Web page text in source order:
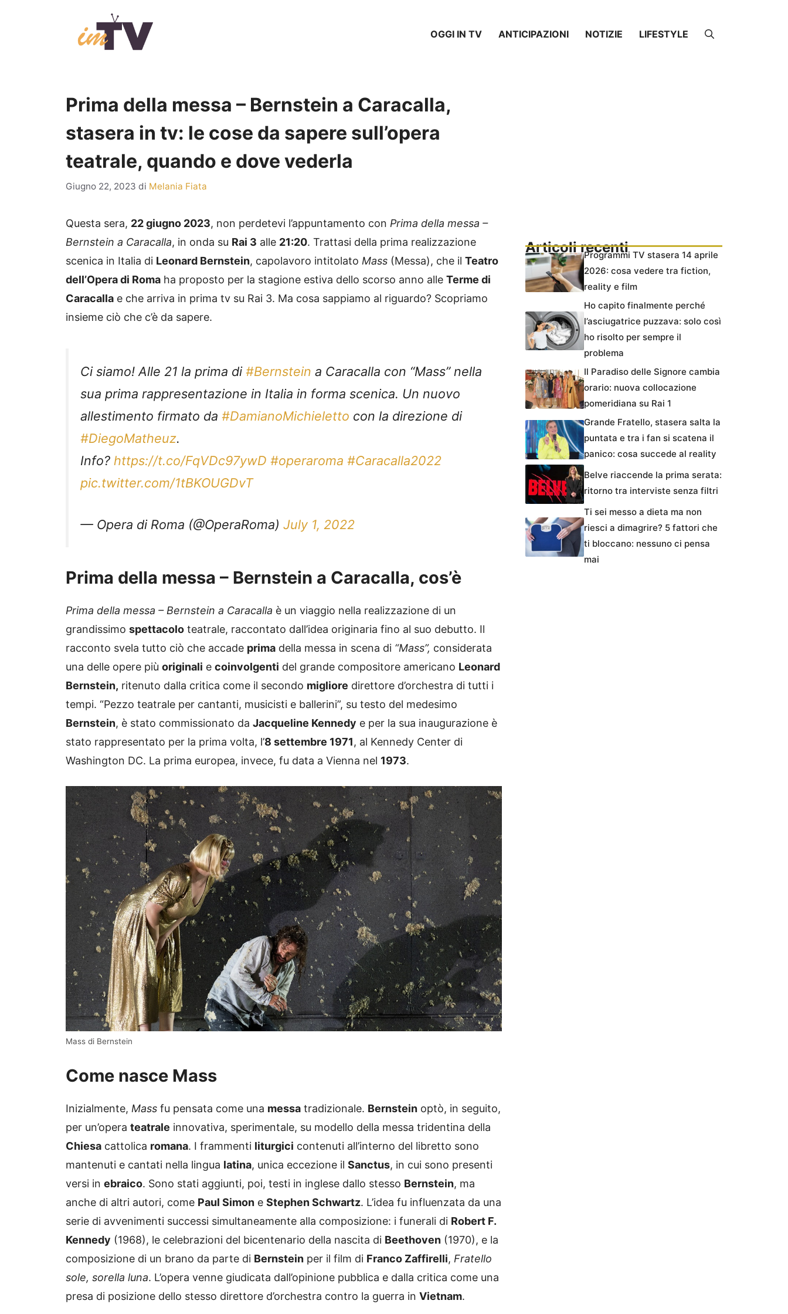
OGGI IN TV ANTICIPAZIONI NOTIZIE LIFESTYLE
Prima della messa – Bernstein a Caracalla,
stasera in tv: le cose da sapere sull’opera
teatrale, quando e dove vederla
Giugno 22, 2023 di Melania Fiata
Questa sera, 22 giugno 2023, non perdetevi l’appuntamento con Prima della messa –
Bernstein a Caracalla, in onda su Rai 3 alle 21:20. Trattasi della prima realizzazione
scenica in Italia di Leonard Bernstein, capolavoro intitolato Mass (Messa), che il Teatro
dell’Opera di Roma ha proposto per la stagione estiva dello scorso anno alle Terme di
Caracalla e che arriva in prima tv su Rai 3. Ma cosa sappiamo al riguardo? Scopriamo
insieme ciò che c’è da sapere.
Ci siamo! Alle 21 la prima di #Bernstein a Caracalla con “Mass” nella
sua prima rappresentazione in Italia in forma scenica. Un nuovo
allestimento firmato da #DamianoMichieletto con la direzione di
#DiegoMatheuz
Info? https://t.co/FqVDc97ywD #operaroma #Caracalla2022
pic.twitter.com/1tBKOUGDvT
— Opera di Roma (@OperaRoma) July 1, 2022
Prima della messa – Bernstein a Caracalla, cos’è
Prima della messa – Bernstein a Caracalla
è un viaggio nella realizzazione di un
grandissimo
spettacolo
teatrale, raccontato dall’idea originaria fino al suo debutto. Il
racconto svela tutto ciò che accade
prima della messa in scena di “Mass”, considerata
una delle opere più
originali coinvolgenti del grande compositore americano Leonard
Bernstein,
ritenuto dalla critica come il secondo migliore
direttore d’orchestra di tutti i
tempi. “Pezzo teatrale per cantanti, musicisti e ballerini”, su testo del medesimo
Bernstein
, è stato commissionato da Jacqueline Kennedy
e per la sua inaugurazione è
stato rappresentato per la prima volta, l’8 settembre 1971 , al Kennedy Center di
Washington DC. La prima europea, invece, fu data a Vienna nel 1973
Come nasce Mass
Inizialmente, Mass fu pensata come una tradizionale. Bernstein
optò, in seguito,
per un’opera teatrale
innovativa, sperimentale, su modello della messa tridentina della
Chiesa
cattolica . I frammenti liturgici contenuti all’interno del libretto sono
mantenuti e cantati nella lingua latina , unica eccezione il Sanctus
, in cui sono presenti
versi in
ebraico . Sono stati aggiunti, poi, testi in inglese dallo stesso Bernstein
anche di altri autori, come Paul Simon Stephen Schwartz
. L’idea fu influenzata da una
serie di avvenimenti successi simultaneamente alla composizione: i funerali di Robert F.
Kennedy
(1968), le celebrazioni del bicentenario della nascita di Beethoven
(1970), e la
composizione di un brano da parte di Bernstein per il film di Franco Zaffirelli
Fratello
sole, sorella luna
. L’opera venne giudicata dall’opinione pubblica e dalla critica come una
presa di posizione dello stesso direttore d’orchestra contro la guerra in Vietnam
Articoli recentiProgrammi TV stasera 14 aprile
2026: cosa vedere tra fiction,
reality e film
Ho capito finalmente perché
l’asciugatrice puzzava: solo così
ho risolto per sempre il
problema
Il Paradiso delle Signore cambia
orario: nuova collocazione
pomeridiana su Rai 1
Grande Fratello, stasera salta la
puntata e tra i fan si scatena il
panico: cosa succede al reality
Belve riaccende la prima serata:
ritorno tra interviste senza filtri
Ti sei messo a dieta ma non
riesci a dimagrire? 5 fattori che
ti bloccano: nessuno ci pensa
mai